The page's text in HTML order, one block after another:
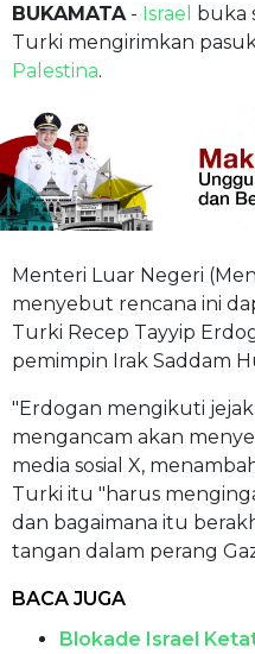
BUKAMATA - Israel buka
Turki mengirimkan
Palestina.
Menteri Luar Negeri
menyebut rencana ini
Turki Recep Tayyip
pemimpin Irak Saddam
"Erdogan mengikuti
mengancam akan
media sosial X,
Turki itu "harus
dan bagaimana itu
tangan dalam perang
BACA JUGA
Blokade Israel